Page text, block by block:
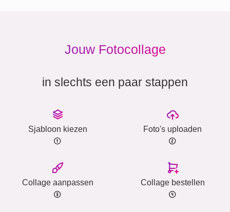
Jouw Fotocollage
in slechts een paar stappen
Sjabloon kiezen Foto's uploaden
Collage aanpassen Collage bestellen